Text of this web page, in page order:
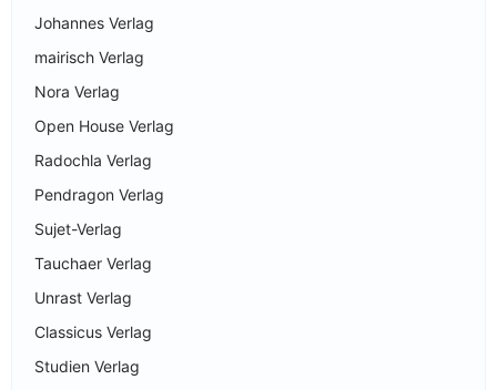
Johannes Verlag
mairisch Verlag
Nora Verlag
Open House Verlag
Radochla Verlag
Pendragon Verlag
Sujet-Verlag
Tauchaer Verlag
Unrast Verlag
Classicus Verlag
Studien Verlag